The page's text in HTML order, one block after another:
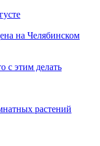
на Челябинском
с этим делать
растений